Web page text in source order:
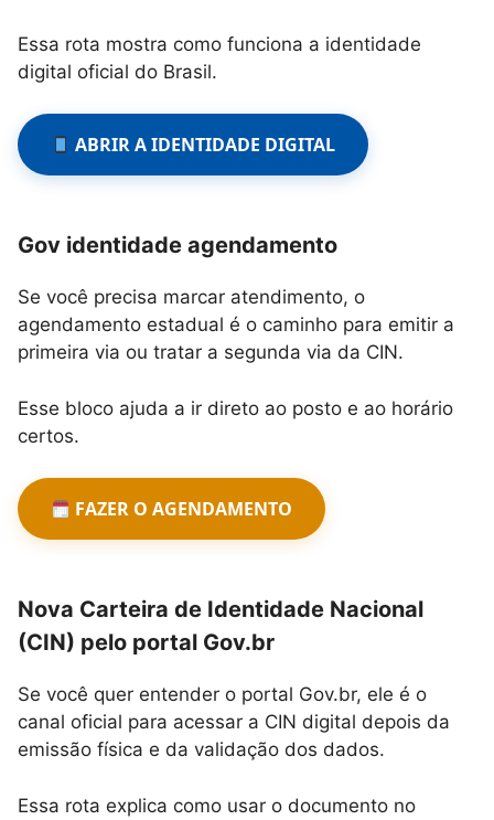
Essa rota mostra como funciona a identidade
digital oficial do Brasil.
ABRIR A IDENTIDADE DIGITAL
Gov identidade agendamento
Se você precisa marcar atendimento, o
agendamento estadual é o caminho para emitir a
primeira via ou tratar a segunda via da CIN.
Esse bloco ajuda a ir direto ao posto e ao horário
certos.
FAZER O AGENDAMENTO
Nova Carteira de Identidade Nacional
(CIN) pelo portal Gov.br
Se você quer entender o portal Gov.br, ele é o
canal oficial para acessar a CIN digital depois da
emissão física e da validação dos dados.
Essa rota explica como usar o documento no